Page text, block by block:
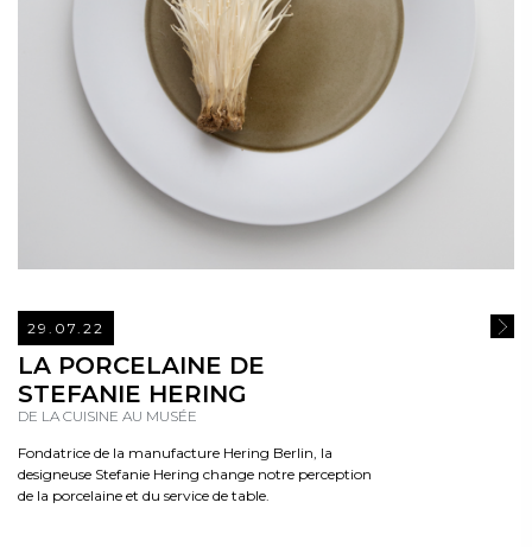
29.07.22
LA PORCELAINE DE
STEFANIE HERING
DE LA CUISINE AU MUSÉE
Fondatrice de la manufacture Hering Berlin, la
designeuse Stefanie Hering change notre perception
de la porcelaine et du service de table.